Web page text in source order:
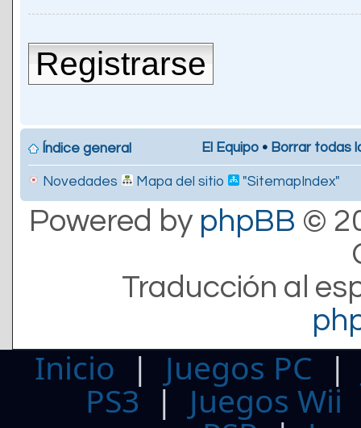
Registrarse
Índice general El Equipo • Borrar todas
Novedades Mapa del sitio "SitemapIndex"
Powered by phpBB ©
Traducción al
Inicio | Juegos PC
PS3| Juegos Wii